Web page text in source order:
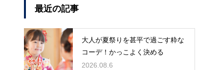
最近の記事
大人が夏祭りを甚平で過ごす粋な
コーデ！かっこよく決める
2026.08.6